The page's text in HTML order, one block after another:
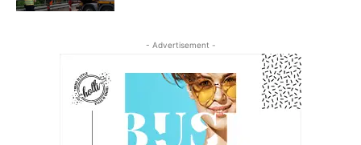
- Advertisement -